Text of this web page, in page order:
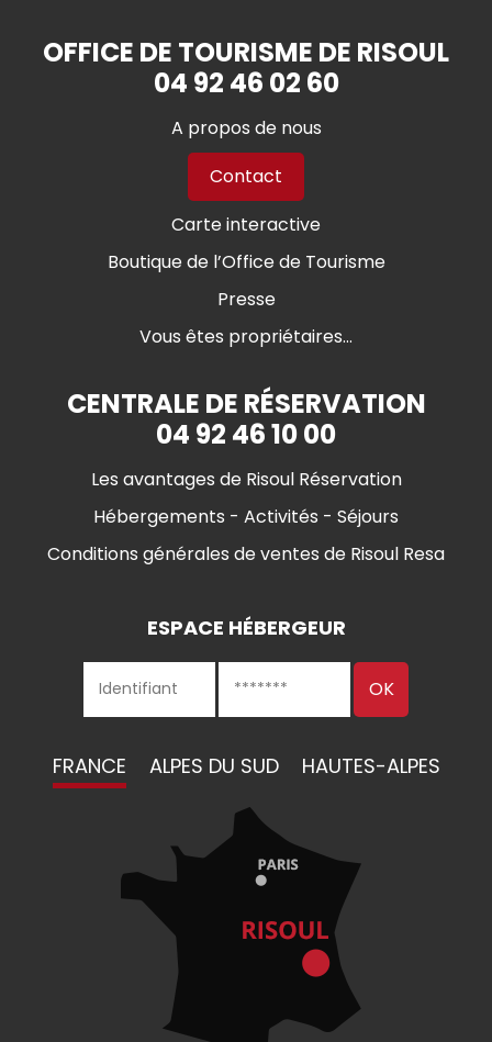
OFFICE DE TOURISME DE RISOUL
04 92 46 02 60
A propos de nous
Contact
Carte interactive
Boutique de l’Office de Tourisme
Presse
Vous êtes propriétaires...
CENTRALE DE RÉSERVATION
04 92 46 10 00
Les avantages de Risoul Réservation
Hébergements - Activités - Séjours
Conditions générales de ventes de Risoul Resa
ESPACE HÉBERGEUR
FRANCE ALPES DU SUD HAUTES-ALPES